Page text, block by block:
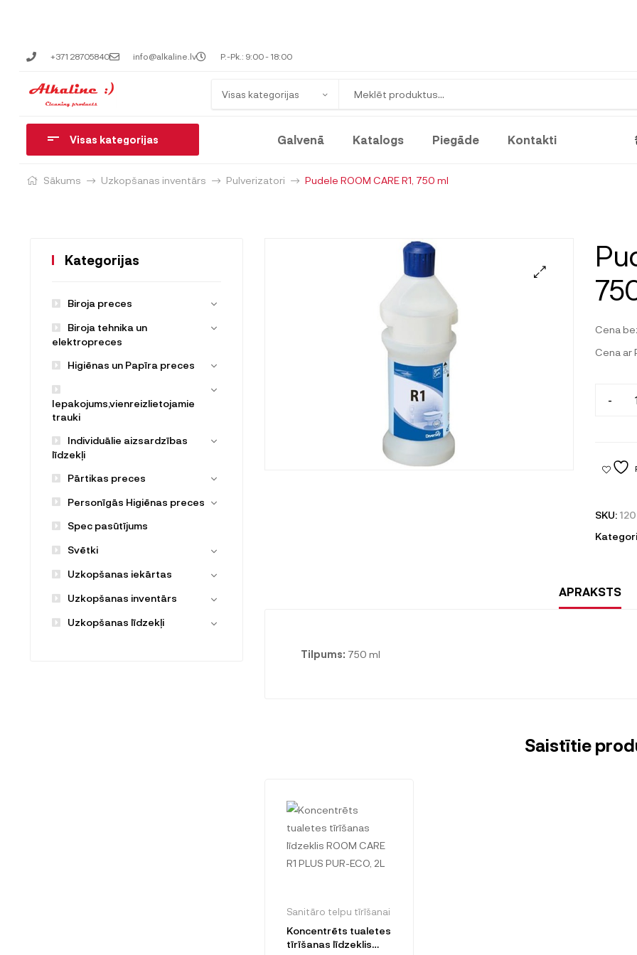
+371 28705840 info@alkaline.lv P.-Pk.: 9:00 - 18:00
Visas kategorijas
Visas kategorijas Galvenā Katalogs Piegāde Kontakti
Sākums Uzkopšanas inventārs Pulverizatori Pudele ROOM CARE R1, 750 ml
Cena
Cena ar
-
SKU:
APRAKSTS
Tilpums: 750 ml
Saistītie
Sanitāro telpu tīrīšanai
Koncentrēts tualetes
tīrīšanas līdzeklis
Kategorijas
Biroja preces
Biroja tehnika un
elektropreces
Higiēnas un Papīra preces
Iepakojums,vienreizlietojamie
trauki
Individuālie aizsardzības
līdzekļi
Pārtikas preces
Personīgās Higiēnas preces
Spec pasūtījums
Svētki
Uzkopšanas iekārtas
Uzkopšanas inventārs
Uzkopšanas līdzekļi